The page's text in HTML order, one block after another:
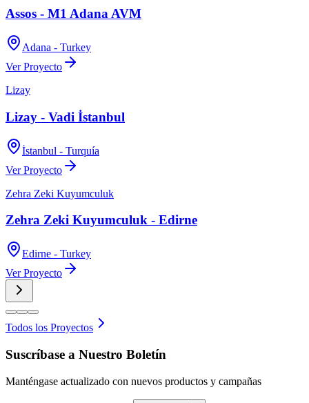
Assos - M1 Adana AVM
Adana - Turkey
Ver Proyecto
Lizay
Lizay - Vadi İstanbul
İstanbul - Turquía
Ver Proyecto
Zehra Zeki Kuyumculuk
Zehra Zeki Kuyumculuk - Edirne
Edirne - Turkey
Ver Proyecto
Todos los Proyectos
Suscríbase a Nuestro Boletín
Manténgase actualizado con nuevos productos y campañas